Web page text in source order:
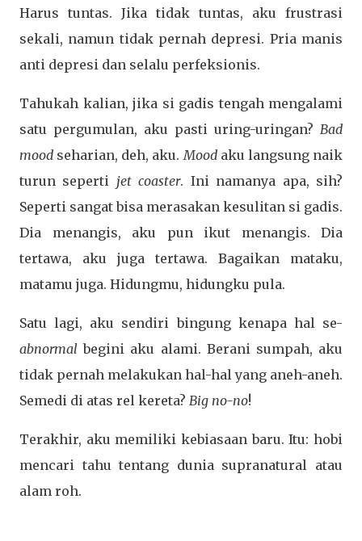
Harus tuntas. Jika tidak tuntas, aku frustrasi
sekali, namun tidak pernah depresi. Pria manis
anti depresi dan selalu perfeksionis.
Tahukah kalian, jika si gadis tengah mengalami
satu pergumulan, aku pasti uring-uringan? Bad
mood seharian, deh, aku.Moodaku langsung naik
turun seperti jet coaster. Ini namanya apa, sih?
Seperti sangat bisa merasakan kesulitan si gadis.
Dia menangis, aku pun ikut menangis. Dia
tertawa, aku juga tertawa. Bagaikan mataku,
matamu juga. Hidungmu, hidungku pula.
Satu lagi, aku sendiri bingung kenapa hal se-
abnormal begini aku alami. Berani sumpah, aku
tidak pernah melakukan hal-hal yang aneh-aneh.
Semedi di atas rel kereta? Big no-no!
Terakhir, aku memiliki kebiasaan baru. Itu: hobi
mencari tahu tentang dunia supranatural atau
alam roh.